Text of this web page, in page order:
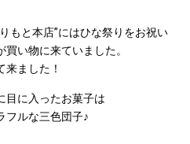
もと本店”にはひな祭りをお祝い
い物に来ていました。
ました！
目に入ったお菓子は
フルな三色団子♪